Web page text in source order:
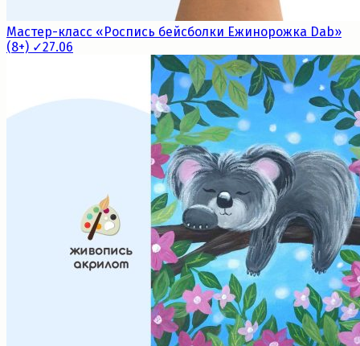
Мастер-класс «Роспись бейсболки Ежинорожка Dab»
(8+) ✓27.06